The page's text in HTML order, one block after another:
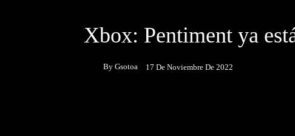
Xbox: Pentiment ya
By Gsotoa 17 De Noviembre De 2022